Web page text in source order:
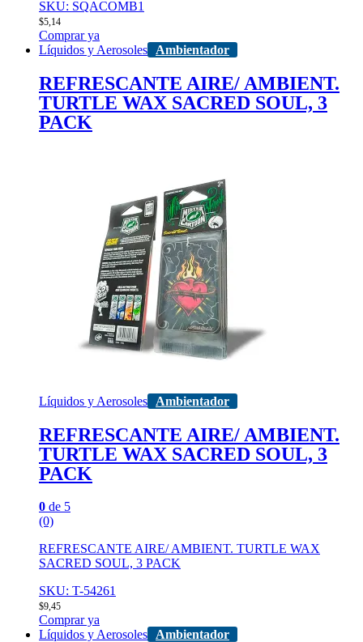
SKU: SQACOMB1
$5,14
Comprar ya
Líquidos y Aerosoles
Ambientador
REFRESCANTE AIRE/ AMBIENT.
TURTLE WAX SACRED SOUL, 3
PACK
Líquidos y Aerosoles Ambientador
REFRESCANTE AIRE/ AMBIENT.
TURTLE WAX SACRED SOUL, 3
PACK
0 de 5
(0)
REFRESCANTE AIRE/ AMBIENT. TURTLE WAX
SACRED SOUL, 3 PACK
SKU: T-54261
$9,45
Comprar ya
Líquidos y Aerosoles
Ambientador